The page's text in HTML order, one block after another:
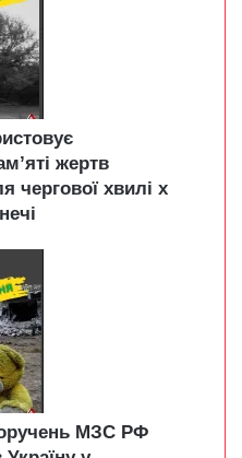
жертв
чергової хвилі х
МЗС РФ